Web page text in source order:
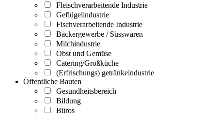
Fleischverarbeitende Industrie
Geflügelindustrie
Fischverarbeitende Industrie
Bäckergewerbe / Süsswaren
Milchindustrie
Obst und Gemüse
Catering/Großküche
(Erfrischungs) getränkeindustrie
Öffentliche Bauten
Gesundheitsbereich
Bildung
Büros